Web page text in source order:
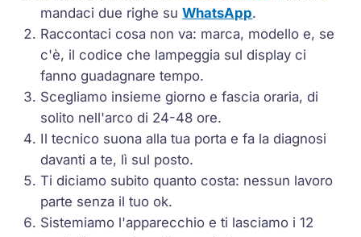
mandaci due righe suWhatsApp.
Raccontaci cosa non va: marca, modello e, se
c'è, il codice che lampeggia sul display ci
fanno guadagnare tempo.
Scegliamo insieme giorno e fascia oraria, di
solito nell'arco di 24-48 ore.
Il tecnico suona alla tua porta e fa la diagnosi
davanti a te, lì sul posto.
Ti diciamo subito quanto costa: nessun lavoro
parte senza il tuo ok.
Sistemiamo l'apparecchio e ti lasciamo i 12